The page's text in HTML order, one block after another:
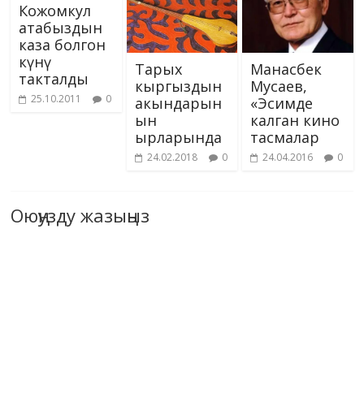
Кожомкул
атабыздын
каза болгон
күнү
такталды
25.10.2011 0
Тарых
кыргыздын
акындарын
ын
ырларында
24.02.2018 0
Манасбек
Мусаев,
«Эсимде
калган кино
тасмалар
24.04.2016 0
Оюңузду жазыңыз